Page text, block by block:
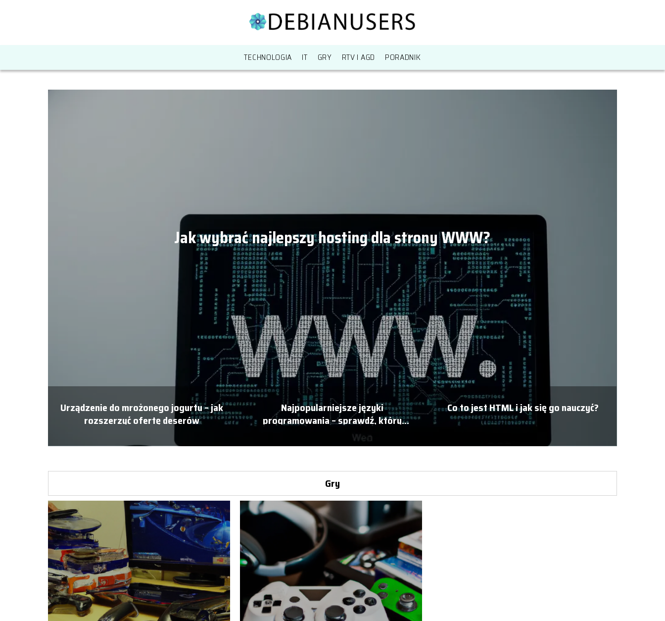
TECHNOLOGIA IT GRY RTV I AGD PORADNIK
Jak wybrać najlepszy hosting dla strony WWW?
Urządzenie do mrożonego jogurtu – jak
rozszerzyć ofertę deserów
Najpopularniejsze języki
programowania – sprawdź, który
Co to jest HTML i jak się go nauczyć?
Gry